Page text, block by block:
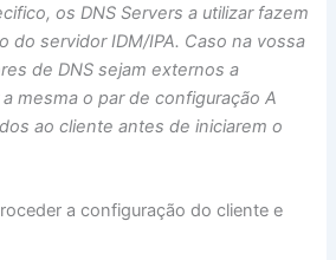
os DNS Servers a utilizar fazem
do servidor IDM/IPA. Caso na vossa
de DNS sejam externos a
mesma o par de configuração A
ao cliente antes de iniciarem o
a configuração do cliente e